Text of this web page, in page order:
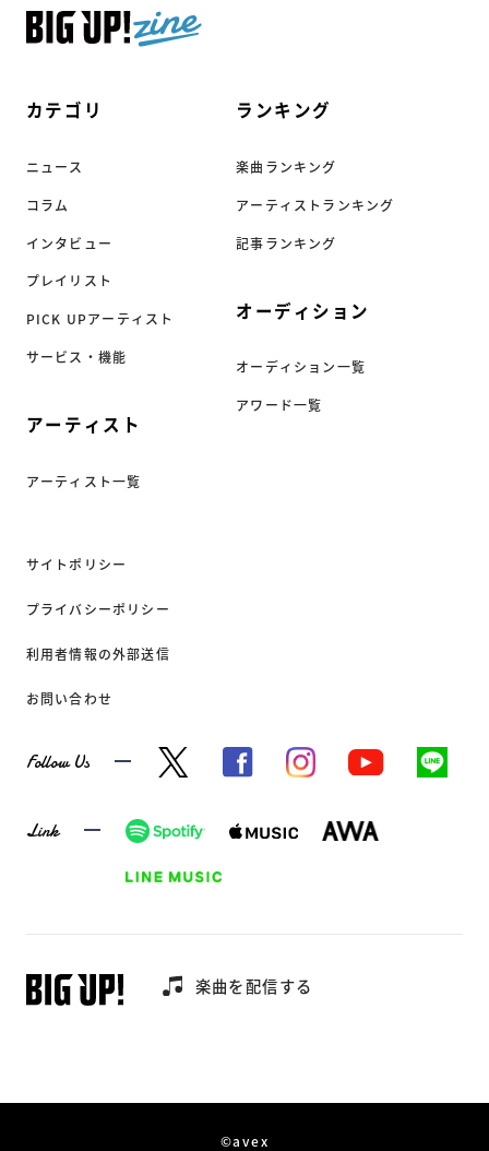
カテゴリ
ニュース
コラム
インタビュー
プレイリスト
PICK UPアーティスト
サービス・機能
アーティスト
アーティスト一覧
ランキング
楽曲ランキング
アーティストランキング
記事ランキング
オーディション
オーディション一覧
アワード一覧
サイトポリシー
プライバシーポリシー
利用者情報の外部送信
お問い合わせ
Follow Us
Link
楽曲を配信する
©avex